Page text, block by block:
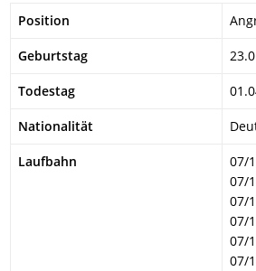
Position
Geburtstag
Todestag
Nationalität
Laufbahn
07/
07/
07/
07/
07/
07/